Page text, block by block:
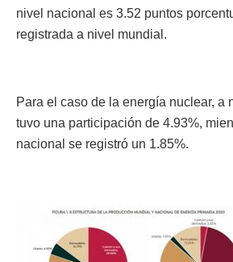
nivel nacional es 3.52 puntos
registrada a nivel mundial.
Para el caso de la energía nuclear, a
tuvo una participación de 4.93%,
nacional se registró un 1.85%.